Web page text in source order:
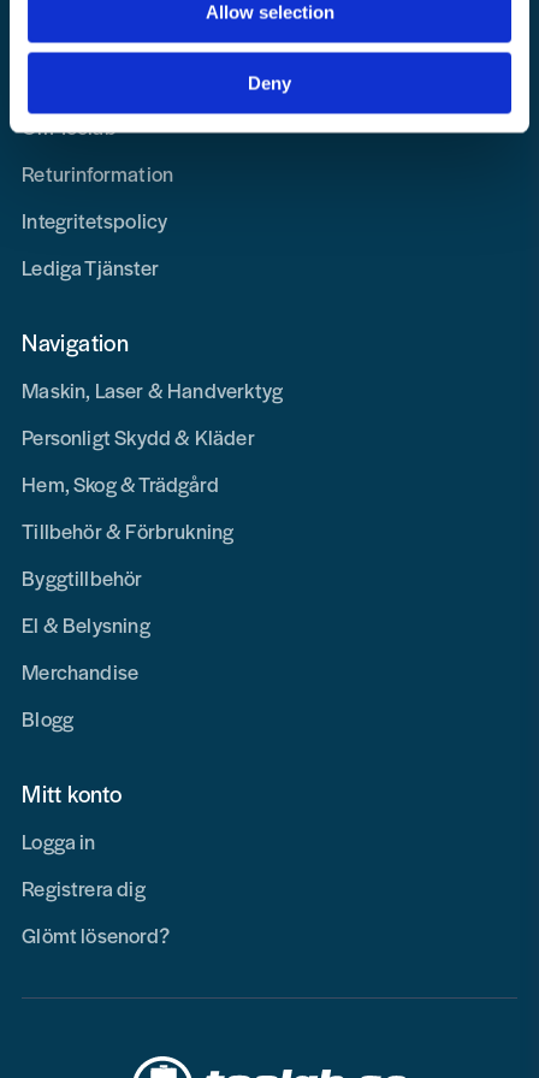
Allow selection
Deny
Köpvillkor
Om Toolab
Returinformation
Integritetspolicy
Lediga Tjänster
Navigation
Maskin, Laser & Handverktyg
Personligt Skydd & Kläder
Hem, Skog & Trädgård
Tillbehör & Förbrukning
Byggtillbehör
El & Belysning
Merchandise
Blogg
Mitt konto
Logga in
Registrera dig
Glömt lösenord?